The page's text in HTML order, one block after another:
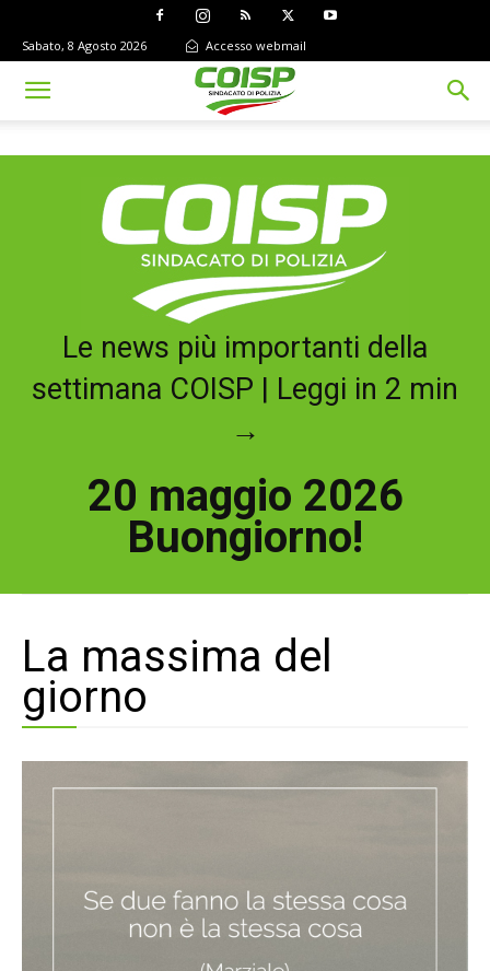
Sabato, 8 Agosto 2026 Accesso webmail
Le news più importanti della
settimana COISP | Leggi in 2 min
→
20 maggio 2026
Buongiorno!
La massima del
giorno